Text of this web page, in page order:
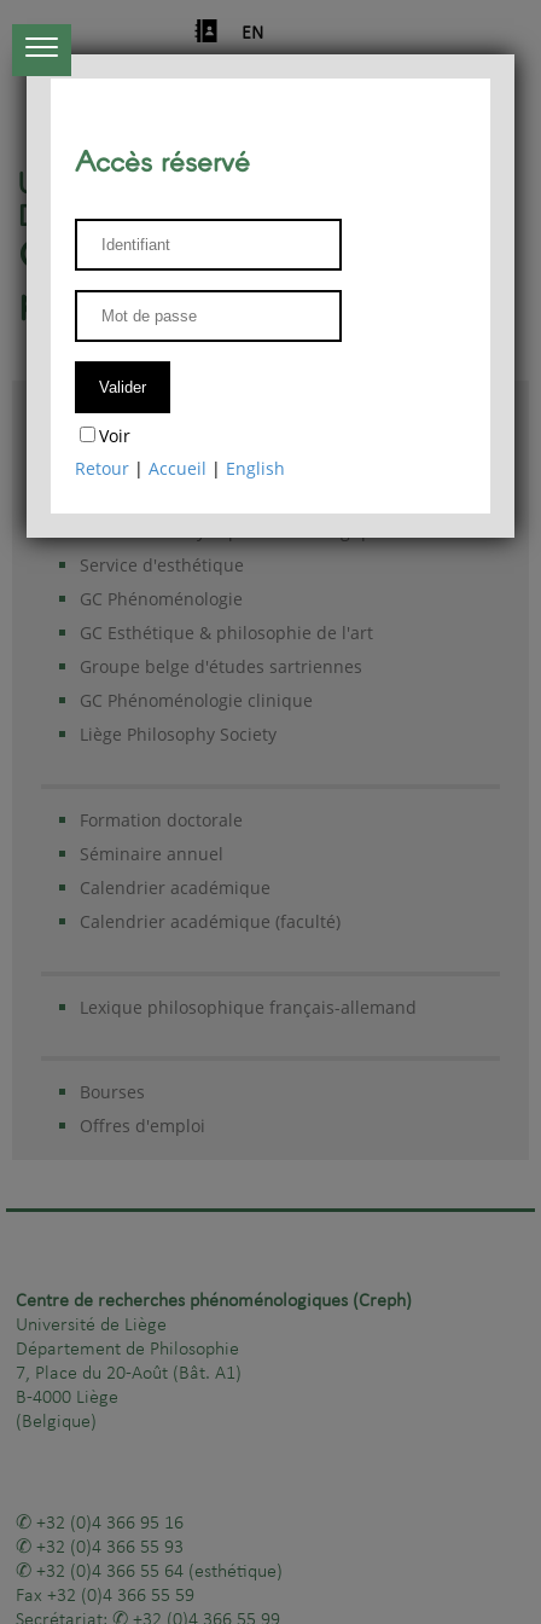
EN
Université de Liège
Département de philosophie
Centre de recherches
phénoménologiques
Accès & plans
Bibliothèque du Département de philosophie
Service d'esthétique
GC Phénoménologie
GC Esthétique & philosophie de l'art
Groupe belge d'études sartriennes
GC Phénoménologie clinique
Liège Philosophy Society
Formation doctorale
Séminaire annuel
Calendrier académique
Calendrier académique (faculté)
Lexique philosophique français-allemand
Bourses
Offres d'emploi
Accès réservé
Voir
Retour |Accueil | English
Centre de recherches phénoménologiques (Creph)
Université de Liège
Département de Philosophie
7, Place du 20-Août (Bât. A1)
B-4000 Liège
(Belgique)
+32 (0)4 366 95 16
+32 (0)4 366 55 93
+32 (0)4 366 55 64 (esthétique)
Fax +32 (0)4 366 55 59